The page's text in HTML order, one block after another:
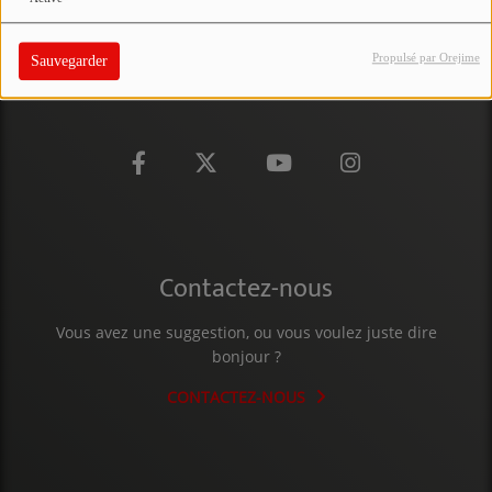
Sauvegarder Propulsé par Orejime
PARTICIPEZ
JEUX CONCOURS
VENEZ DANS LE PUBLIC !
L'ŒIL DE L'OIE | PRÉSENTATIONContactez-nous
Vous avez une suggestion, ou vous voulez juste dire
bonjour ?
CONTACTEZ-NOUS